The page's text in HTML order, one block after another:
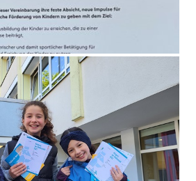
und SF Troisdorf 05 e.V.